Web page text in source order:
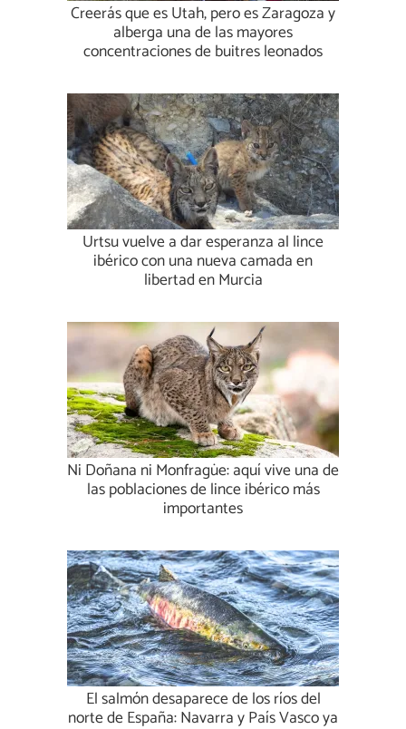
Creerás que es Utah, pero es Zaragoza y
alberga una de las mayores
concentraciones de buitres leonados
Urtsu vuelve a dar esperanza al lince
ibérico con una nueva camada en
libertad en Murcia
Ni Doñana ni Monfragüe: aquí vive una de
las poblaciones de lince ibérico más
importantes
El salmón desaparece de los ríos del
norte de España: Navarra y País Vasco ya